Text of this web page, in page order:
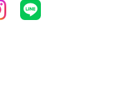
Instagram